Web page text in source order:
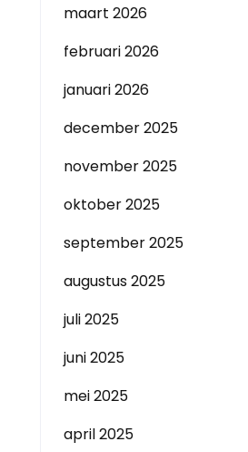
maart 2026
februari 2026
januari 2026
december 2025
november 2025
oktober 2025
september 2025
augustus 2025
juli 2025
juni 2025
mei 2025
april 2025